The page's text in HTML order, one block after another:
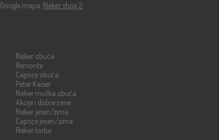
Google mapa: Rieker shop 2
Rieker obuća
Remonte
Caprice obuća
Peter Kaiser
Rieker muška obuća
Akcije i dobre cene
Rieker jesen/zima
Caprice jesen/zima
Rieker torbe